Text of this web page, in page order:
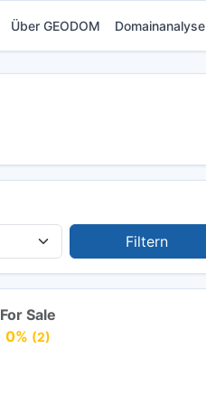
Über GEODOM Domainanalyse
Filtern
For Sale
0% (2)